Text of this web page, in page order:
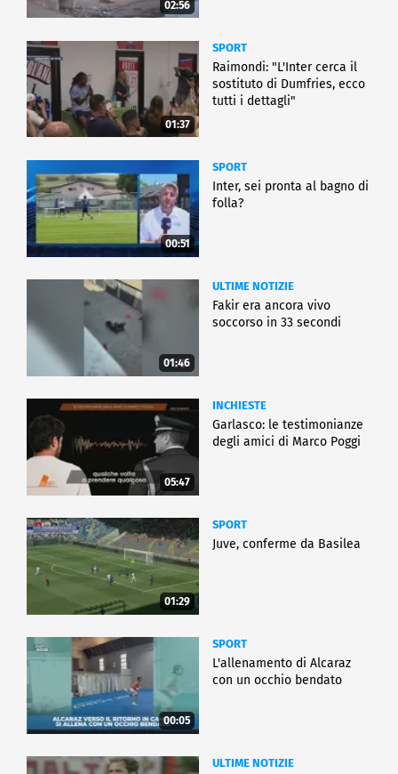
02:56
01:37
SPORT
Raimondi: "L'Inter cerca il
sostituto di Dumfries, ecco
tutti i dettagli"
00:51
SPORT
Inter, sei pronta al bagno di
folla?
01:46
ULTIME NOTIZIE
Fakir era ancora vivo
soccorso in 33 secondi
05:47
INCHIESTE
Garlasco: le testimonianze
degli amici di Marco Poggi
01:29
SPORT
Juve, conferme da Basilea
00:05
SPORT
L'allenamento di Alcaraz
con un occhio bendato
ULTIME NOTIZIE